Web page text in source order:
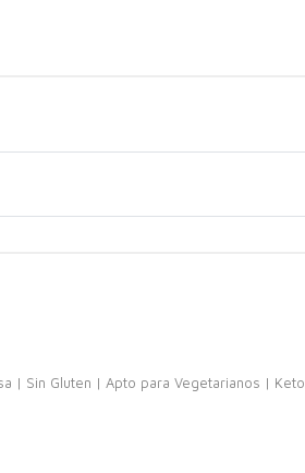
| Sin Gluten | Apto para Vegetarianos |